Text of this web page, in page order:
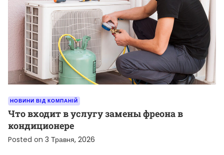
НОВИНИ ВІД КОМПАНІЙ
Что входит в услугу замены фреона в
кондиционере
Posted on 3 Травня, 2026